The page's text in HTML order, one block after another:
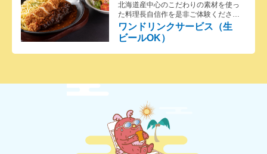
ワンドリンクサービス（生
ビールOK）
北海道産中心のこだわりの素材を使っ
た料理長自信作を是非ご体験くださ
い。